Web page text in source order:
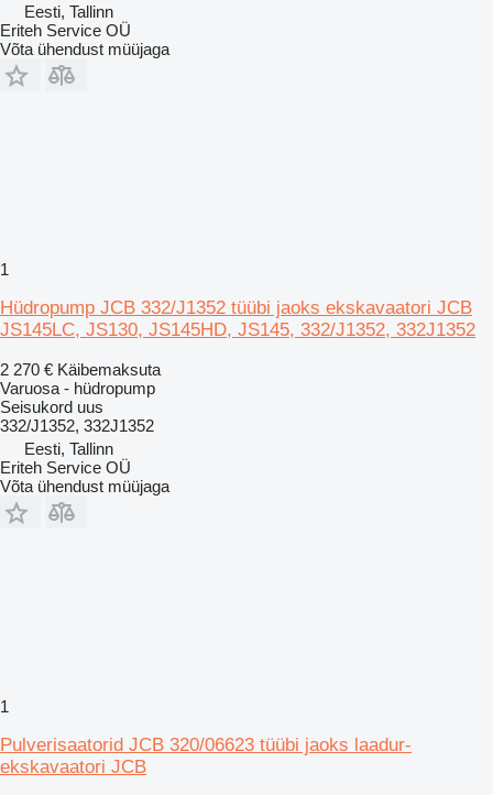
Eesti, Tallinn
Eriteh Service OÜ
Võta ühendust müüjaga
1
Hüdropump JCB 332/J1352 tüübi jaoks ekskavaatori JCB
JS145LC, JS130, JS145HD, JS145, 332/J1352, 332J1352
2 270 € Käibemaksuta
Varuosa - hüdropump
Seisukord uus
332/J1352, 332J1352
Eesti, Tallinn
Eriteh Service OÜ
Võta ühendust müüjaga
1
Pulverisaatorid JCB 320/06623 tüübi jaoks laadur-
ekskavaatori JCB